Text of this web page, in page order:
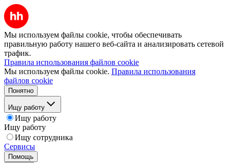
Мы используем файлы cookie, чтобы обеспечивать
правильную работу нашего веб-сайта и анализировать сетевой
трафик.
Правила использования файлов cookie
Мы используем файлы cookie. Правила использования
файлов cookie
Понятно
Ищу работу
Ищу работу
Ищу работу
Ищу сотрудника
Сервисы
Помощь